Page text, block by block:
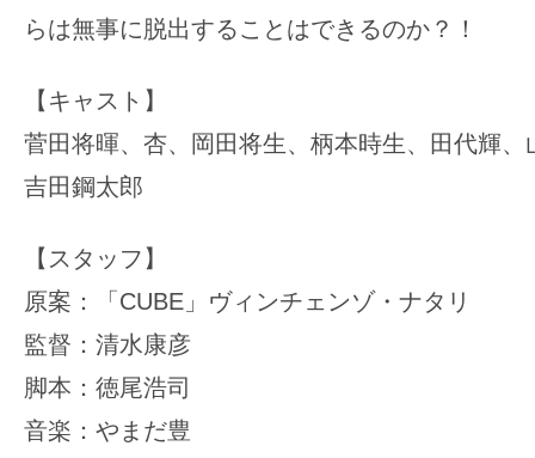
らは無事に脱出することはできるのか？！​
【キャスト】
菅田将暉、杏、岡田将生、柄本時生、田代輝、
吉田鋼太郎
【スタッフ】
原案：「CUBE」ヴィンチェンゾ・ナタリ
監督：清水康彦
脚本：徳尾浩司
音楽：やまだ豊